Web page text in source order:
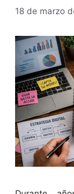
18 de marzo